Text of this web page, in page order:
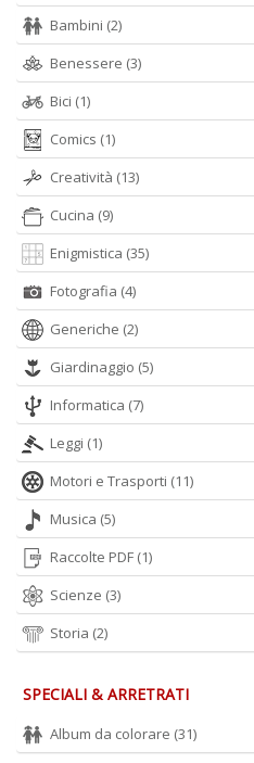
Bambini (2)
Benessere (3)
Bici (1)
Comics (1)
Creatività (13)
Cucina (9)
Enigmistica (35)
Fotografia (4)
Generiche (2)
Giardinaggio (5)
Informatica (7)
Leggi (1)
Motori e Trasporti (11)
Musica (5)
Raccolte PDF (1)
Scienze (3)
Storia (2)
SPECIALI & ARRETRATI
Album da colorare (31)